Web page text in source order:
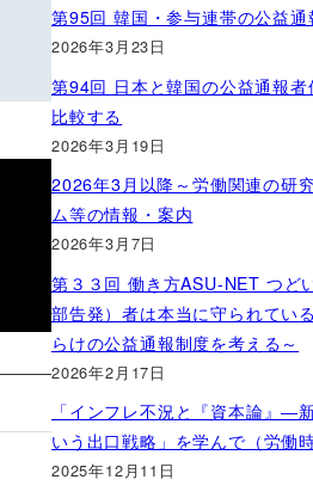
第95回 韓国・参与連帯の公益通
2026年3月23日
第94回 日本と韓国の公益通報者
比較する
2026年3月19日
2026年3月以降～労働関連の研
ム等の情報・案内
2026年3月7日
第３３回 働き方ASU-NET つ
部告発）者は本当に守られて
らけの公益通報制度を考える～
2026年2月17日
「インフレ不況と『資本論』―
いう出口戦略」を学んで（労働
2025年12月11日